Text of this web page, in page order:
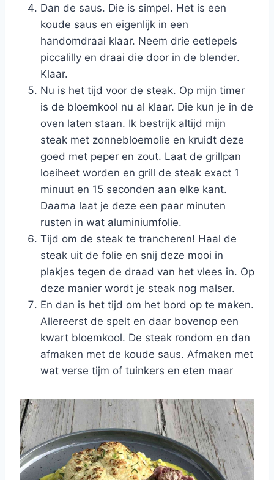
Dan de saus. Die is simpel. Het is een
koude saus en eigenlijk in een
handomdraai klaar. Neem drie eetlepels
piccalilly en draai die door in de blender.
Klaar.
Nu is het tijd voor de steak. Op mijn timer
is de bloemkool nu al klaar. Die kun je in de
oven laten staan. Ik bestrijk altijd mijn
steak met zonnebloemolie en kruidt deze
goed met peper en zout. Laat de grillpan
loeiheet worden en grill de steak exact 1
minuut en 15 seconden aan elke kant.
Daarna laat je deze een paar minuten
rusten in wat aluminiumfolie.
Tijd om de steak te trancheren! Haal de
steak uit de folie en snij deze mooi in
plakjes tegen de draad van het vlees in. Op
deze manier wordt je steak nog malser.
En dan is het tijd om het bord op te maken.
Allereerst de spelt en daar bovenop een
kwart bloemkool. De steak rondom en dan
afmaken met de koude saus. Afmaken met
wat verse tijm of tuinkers en eten maar